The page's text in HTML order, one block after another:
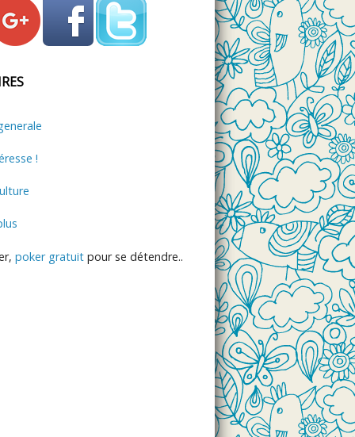
!
poker gratuit pour se détendre..